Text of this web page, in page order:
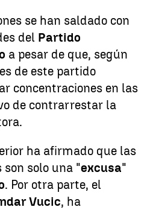
se han saldado con
del Partido
a pesar de que, según
de este partido
concentraciones en las
de contrarrestar la
ha afirmado que las
solo una "excusa"
. Por otra parte, el
Vucic, ha